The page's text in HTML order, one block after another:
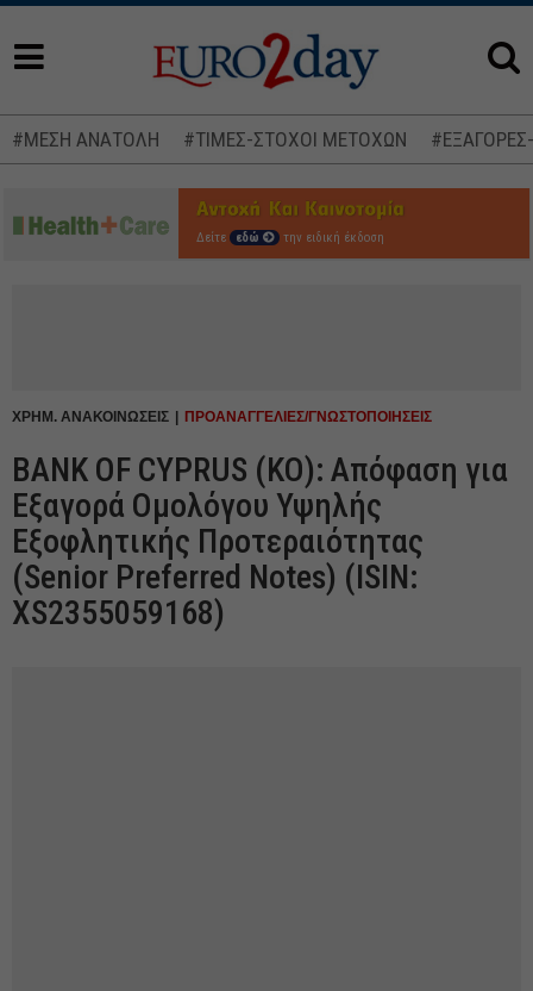
#ΜΕΣΗ ΑΝΑΤΟΛΗ #ΤΙΜΕΣ-ΣΤΟΧΟΙ ΜΕΤΟΧΩΝ
Δείτε εδώ την ειδική έκδοση
ΧΡΗΜ. ΑΝΑΚΟΙΝΩΣΕΙΣ ΠΡΟΑΝΑΓΓΕΛΙΕΣ/ΓΝΩΣΤΟΠΟΙΗΣΕΙΣ
BANK OF CYPRUS (ΚΟ): Απόφαση για
Εξαγορά Ομολόγου Υψηλής
Εξοφλητικής Προτεραιότητας
(Senior Preferred Notes) (ISIN:
XS2355059168)